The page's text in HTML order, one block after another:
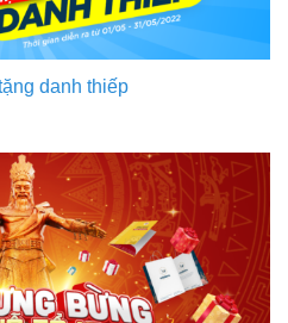
danh thiếp